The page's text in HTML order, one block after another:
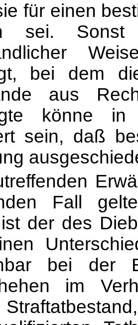
für einen
sei.
bei dem
aus
könne in
sein, daß
Fall
der des
bei der
im